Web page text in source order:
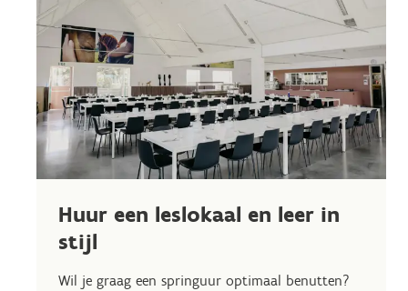
Huur een leslokaal en leer in
stijl
Wil je graag een springuur optimaal benutten?